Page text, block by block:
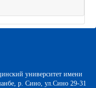
университет имени
р. Сино, ул.Сино 29-31